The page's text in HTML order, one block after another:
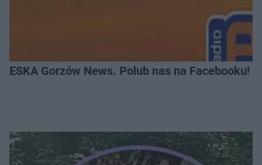
ESKA Gorzów News. Polub nas na Facebooku!